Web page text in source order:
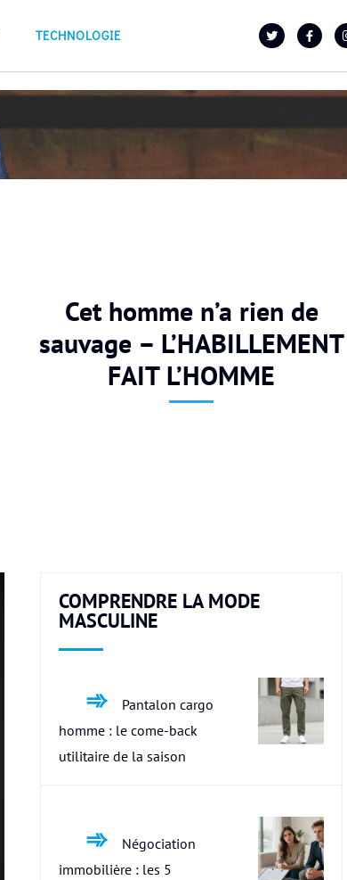
TECHNOLOGIE
Cet homme n’a rien de
sauvage – L’HABILLEMENT
FAIT L’HOMME
COMPRENDRE LA MODE
MASCULINE
Pantalon cargo
homme : le come-back
utilitaire de la saison
Négociation
immobilière : les 5